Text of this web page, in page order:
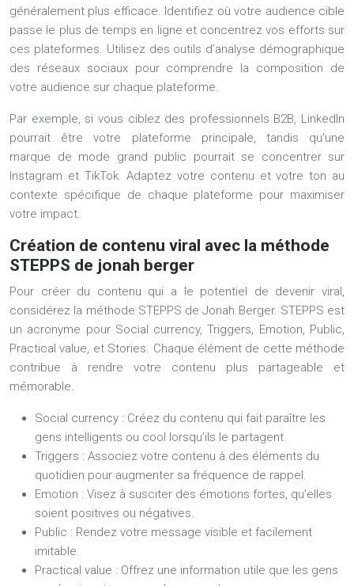
généralement plus efficace. Identifiez où votre audience cible
passe le plus de temps en ligne et concentrez vos efforts sur
ces plateformes. Utilisez des outils d’analyse démographique
des réseaux sociaux pour comprendre la composition de
votre audience sur chaque plateforme.
Par exemple, si vous ciblez des professionnels B2B, LinkedIn
pourrait être votre plateforme principale, tandis qu’une
marque de mode grand public pourrait se concentrer sur
Instagram et TikTok. Adaptez votre contenu et votre ton au
contexte spécifique de chaque plateforme pour maximiser
votre impact.
Création de contenu viral avec la méthode
STEPPS de jonah berger
Pour créer du contenu qui a le potentiel de devenir viral,
considérez la méthode STEPPS de Jonah Berger. STEPPS est
un acronyme pour Social currency, Triggers, Emotion, Public,
Practical value, et Stories. Chaque élément de cette méthode
contribue à rendre votre contenu plus partageable et
mémorable.
Social currency : Créez du contenu qui fait paraître les
gens intelligents ou cool lorsqu’ils le partagent.
Triggers : Associez votre contenu à des éléments du
quotidien pour augmenter sa fréquence de rappel.
Emotion : Visez à susciter des émotions fortes, qu’elles
soient positives ou négatives.
Public : Rendez votre message visible et facilement
imitable.
Practical value : Offrez une information utile que les gens